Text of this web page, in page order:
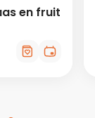
en fruit